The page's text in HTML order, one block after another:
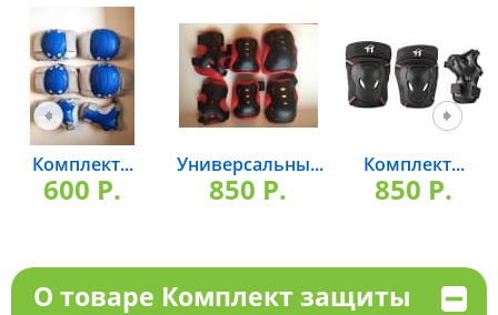
Комплект...
600 P.
Универсальны...
850 P.
Комплект...
850 P.
О товаре Комплект защиты